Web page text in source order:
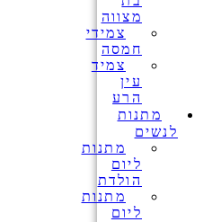
מצווה
צמידי
חמסה
צמיד
עין
הרע
מתנות
לנשים
מתנות
ליום
הולדת
מתנות
ליום